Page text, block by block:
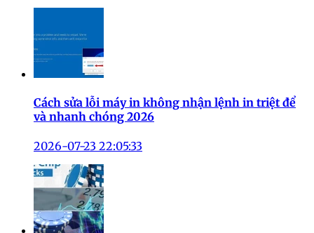
Cách sửa lỗi máy in không nhận lệnh in triệt để
và nhanh chóng 2026
2026-07-23 22:05:33